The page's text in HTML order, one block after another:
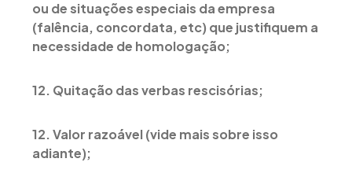
ou de situações especiais da empresa
(falência, concordata, etc) que justifiquem a
necessidade de homologação;
12. Quitação das verbas rescisórias;
12. Valor razoável (vide mais sobre isso
adiante);